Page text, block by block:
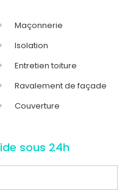
Maçonnerie
Isolation
Entretien toiture
Ravalement de façade
Couverture
sous 24h